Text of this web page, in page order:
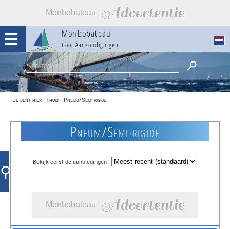
Monbobateau Advertentie
Monbobateau
Boot Aankondigingen
Je bent hier : Thuis - Pneum/Semi-rigide
⚲
Pneum/Semi-rigide
Bekijk eerst de aanbiedingen :
Monbobateau Advertentie